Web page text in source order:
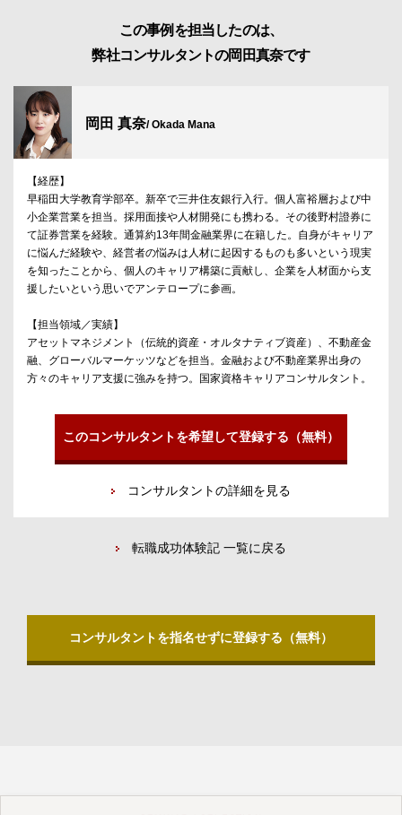
この事例を担当したのは、
弊社コンサルタントの岡田真奈です
岡田 真奈/ Okada Mana
【経歴】
早稲田大学教育学部卒。新卒で三井住友銀行入行。個人富裕層および中
小企業営業を担当。採用面接や人材開発にも携わる。その後野村證券に
て証券営業を経験。通算約13年間金融業界に在籍した。自身がキャリア
に悩んだ経験や、経営者の悩みは人材に起因するものも多いという現実
を知ったことから、個人のキャリア構築に貢献し、企業を人材面から支
援したいという思いでアンテロープに参画。
【担当領域／実績】
アセットマネジメント（伝統的資産・オルタナティブ資産）、不動産金
融、グローバルマーケッツなどを担当。金融および不動産業界出身の
方々のキャリア支援に強みを持つ。国家資格キャリアコンサルタント。
このコンサルタントを希望して登録する（無料）
コンサルタントの詳細を見る
転職成功体験記 一覧に戻る
コンサルタントを指名せずに登録する（無料）